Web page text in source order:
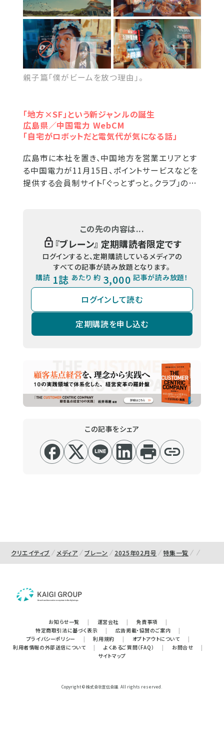
親子篇「僕がビームを放つ理由」。
「地方×SF」という新ジャンルの誕生
広島県／中国電力 WebCM
「自宅がロボットだと電気代が気になる話」
広島市に本社を置き、中国地方を営業エリアとす
る中国電力が11月15日、ポイントサービスなどを
提供する会員制サイト「ぐっとずっと。クラブ」の…
この先の内容は...
『ブレーン』 定期購読者限定です
ログインすると、定期購読しているメディアの
すべての記事が読み放題となります。
購読 1誌 あたり 約 3,000 記事が読み放題！
ログインして読む
定期購読を申し込む
この記事をシェア
クリエイティブ メディア ブレーン 2025年02月号 特集一覧
お知らせ一覧 | 運営会社 | 免責事項
|
特定商取引法に基づく表示
| 広告掲載・協賛のご案内
|
プライバシーポリシー
| 利用規約 | オプトアウトについて
|
利用者情報の外部送信について
| よくあるご質問（FAQ） | お問合せ
|
サイトマップ
Copyright © 株式会社宣伝会議. All rights reserved.